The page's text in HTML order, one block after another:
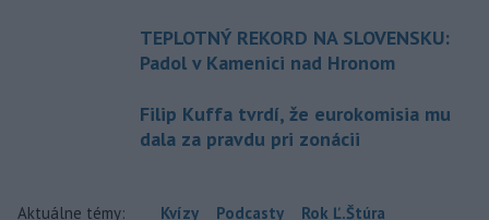
TEPLOTNÝ REKORD NA SLOVENSKU:
Padol v Kamenici nad Hronom
Filip Kuffa tvrdí, že eurokomisia mu
dala za pravdu pri zonácii
Aktuálne témy: Kvízy Podcasty Rok Ľ.Štúra